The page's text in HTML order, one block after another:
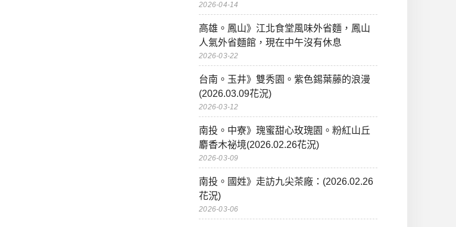
2026-04-14
高雄。鳳山》江北食堂風味外省麵，鳳山
人氣外省麵館，現在中午沒有休息
2026-03-22
台南。玉井》雙秀園。紫色錫葉藤的浪漫
(2026.03.09花況)
2026-03-12
南投。中寮》瑰蜜甜心玫瑰園。粉紅山丘
麝香木祕境(2026.02.26花況)
2026-03-09
南投。國姓》走訪九尖茶廠：(2026.02.26
花況)
2026-03-06